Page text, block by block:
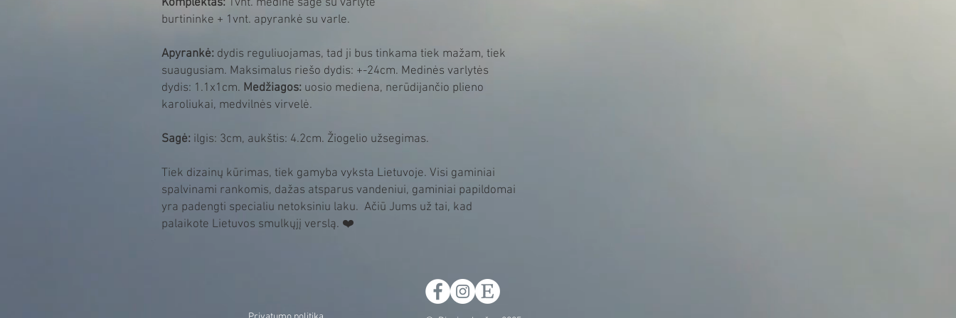
burtininke + 1vnt. apyrankė su varle.
Apyrankė: dydis reguliuojamas, tad ji bus tinkama tiek mažam, tiek
suaugusiam. Maksimalus riešo dydis: +-24cm. Medinės varlytės
dydis: 1.1x1cm. Medžiagos: uosio mediena, nerūdijančio plieno
karoliukai, medvilnės virvelė.
Sagė: ilgis: 3cm, aukštis: 4.2cm. Žiogelio užsegimas.
Tiek dizainų kūrimas, tiek gamyba vyksta Lietuvoje. Visi gaminiai
spalvinami rankomis, dažas atsparus vandeniui, gaminiai papildomai
yra padengti specialiu netoksiniu laku. Ačiū Jums už tai, kad
palaikote Lietuvos smulkųjį verslą. ❤️